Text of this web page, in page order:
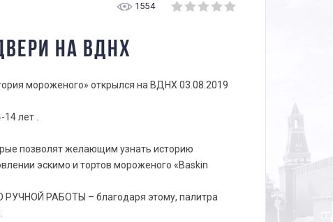
1554
НА ВДНХ
мороженого» открылся на ВДНХ 03.08.2019
лет .
позволят желающим узнать историю
эскимо и тортов мороженого «Baskin
РУЧНОЙ РАБОТЫ – благодаря этому, палитра